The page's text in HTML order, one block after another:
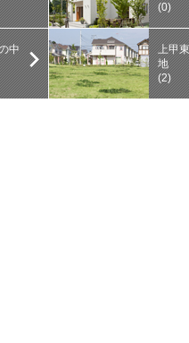
(0)
中
上甲
地
(2)